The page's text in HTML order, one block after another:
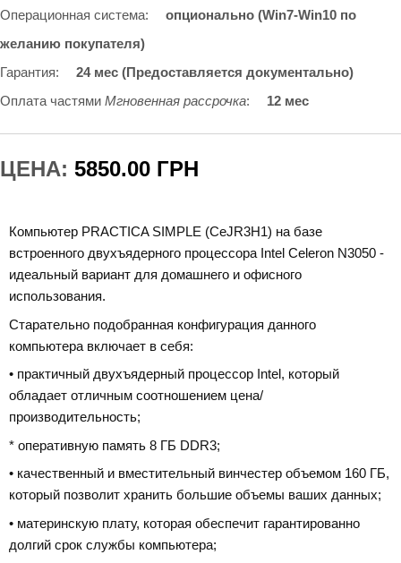
Операционная система:
опционально (Win7-Win10 по
желанию покупателя)
Гарантия:
24 мес (Предоставляется документально)
Оплата частями Мгновенная рассрочка: 12 мес
ЦЕНА: 5850.00 ГРН
Компьютер PRACTICA SIMPLE (CeJR3H1) на базе
встроенного двухъядерного процессора Intel Celeron N3050 -
идеальный вариант для домашнего и офисного
использования.
Старательно подобранная конфигурация данного
компьютера включает в себя:
• практичный двухъядерный процессор Intel, который
обладает отличным соотношением цена/
производительность;
* оперативную память 8 ГБ DDR3;
• качественный и вместительный винчестер объемом 160 ГБ,
который позволит хранить большие объемы ваших данных;
• материнскую плату, которая обеспечит гарантированно
долгий срок службы компьютера;